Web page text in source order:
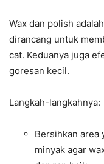
Wax dan polish
dirancang untuk
cat. Keduanya juga
goresan kecil.
Langkah-langkahnya:
Bersihkan area
minyak agar